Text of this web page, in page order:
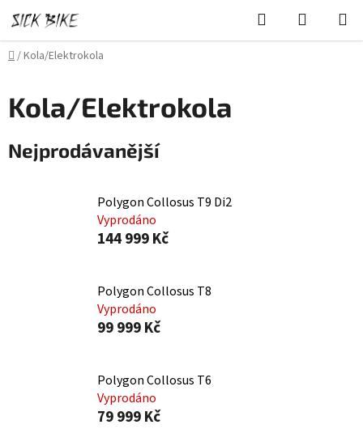
na
obsah
Hledat
KOŠÍK
Domů
/Kola/Elektrokola
Kola/Elektrokola
Nejprodávanější
Polygon Collosus T9 Di2
Vyprodáno
144 999 Kč
Polygon Collosus T8
Vyprodáno
99 999 Kč
Polygon Collosus T6
Vyprodáno
79 999 Kč